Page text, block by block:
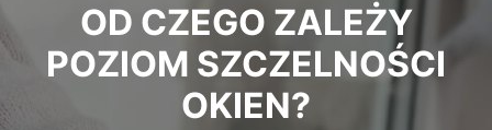
OD CZEGO ZALEŻY
POZIOM SZCZELNOŚCI
OKIEN?